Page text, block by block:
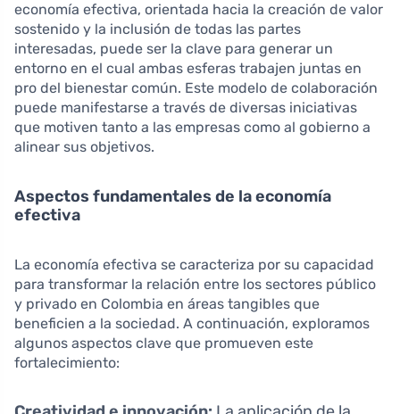
economía efectiva, orientada hacia la creación de valor
sostenido y la inclusión de todas las partes
interesadas, puede ser la clave para generar un
entorno en el cual ambas esferas trabajen juntas en
pro del bienestar común. Este modelo de colaboración
puede manifestarse a través de diversas iniciativas
que motiven tanto a las empresas como al gobierno a
alinear sus objetivos.
Aspectos fundamentales de la economía
efectiva
La economía efectiva se caracteriza por su capacidad
para transformar la relación entre los sectores público
y privado en Colombia en áreas tangibles que
beneficien a la sociedad. A continuación, exploramos
algunos aspectos clave que promueven este
fortalecimiento: